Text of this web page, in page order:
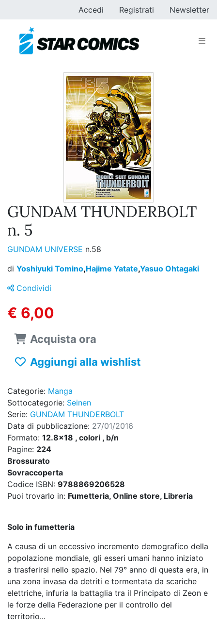
Accedi Registrati Newsletter
GUNDAM THUNDERBOLT
n. 5
GUNDAM UNIVERSE n.58
di Yoshiyuki Tomino,Hajime Yatate,Yasuo Ohtagaki
Condividi
€ 6,00
Acquista ora
Aggiungi alla wishlist
Categorie: Manga
Sottocategorie: Seinen
Serie: GUNDAM THUNDERBOLT
Data di pubblicazione: 27/01/2016
Formato: 12.8x18 , colori , b/n
Pagine: 224
Brossurato
Sovraccoperta
Codice ISBN: 9788869206528
Puoi trovarlo in: Fumetteria, Online store, Libreria
Solo in fumetteria
A causa di un eccessivo incremento demografico della
popolazione mondiale, gli esseri umani hanno iniziato
a trasferirsi nello spazio. Nel 79° anno di questa era, in
una zona invasa da detriti e tormentata da scariche
elettriche, infuria la battaglia tra il Principato di Zeon e
le forze della Federazione per il controllo del
territorio...